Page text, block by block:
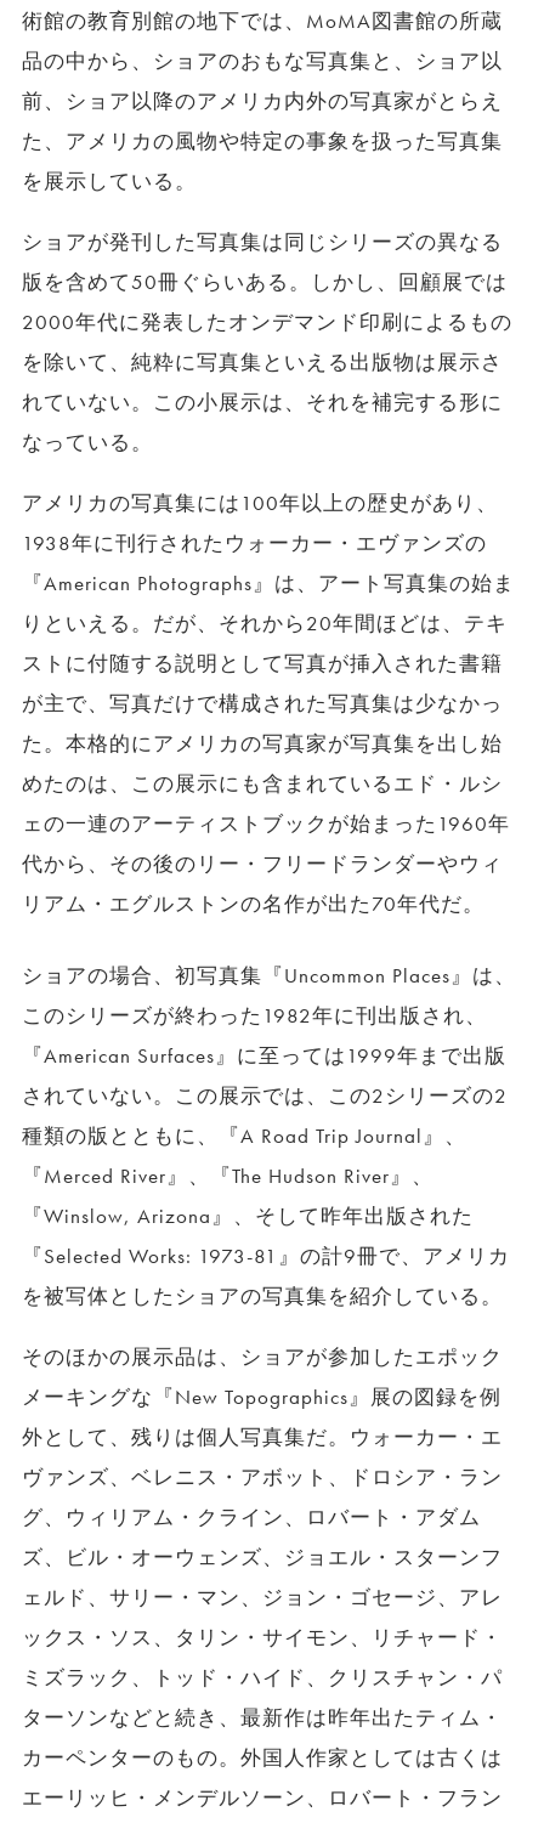
術館の教育別館の地下では、MoMA図書館の所蔵
品の中から、ショアのおもな写真集と、ショア以
前、ショア以降のアメリカ内外の写真家がとらえ
た、アメリカの風物や特定の事象を扱った写真集
を展示している。
ショアが発刊した写真集は同じシリーズの異なる
版を含めて50冊ぐらいある。しかし、回顧展では
2000年代に発表したオンデマンド印刷によるもの
を除いて、純粋に写真集といえる出版物は展示さ
れていない。この小展示は、それを補完する形に
なっている。
アメリカの写真集には100年以上の歴史があり、
1938年に刊行されたウォーカー・エヴァンズの
『American Photographs』は、アート写真集の始ま
りといえる。だが、それから20年間ほどは、テキ
ストに付随する説明として写真が挿入された書籍
が主で、写真だけで構成された写真集は少なかっ
た。本格的にアメリカの写真家が写真集を出し始
めたのは、この展示にも含まれているエド・ルシ
ェの一連のアーティストブックが始まった1960年
代から、その後のリー・フリードランダーやウィ
リアム・エグルストンの名作が出た70年代だ。
ショアの場合、初写真集『Uncommon Places』は、
このシリーズが終わった1982年に刊出版され、
『American Surfaces』に至っては1999年まで出版
されていない。この展示では、この2シリーズの2
種類の版とともに、『A Road Trip Journal』、
『Merced River』、『The Hudson River』、
『Winslow, Arizona』、そして昨年出版された
『Selected Works: 1973-81』の計9冊で、アメリカ
を被写体としたショアの写真集を紹介している。
そのほかの展示品は、ショアが参加したエポック
メーキングな『New Topographics』展の図録を例
外として、残りは個人写真集だ。ウォーカー・エ
ヴァンズ、ベレニス・アボット、ドロシア・ラン
グ、ウィリアム・クライン、ロバート・アダム
ズ、ビル・オーウェンズ、ジョエル・スターンフ
ェルド、サリー・マン、ジョン・ゴセージ、アレ
ックス・ソス、タリン・サイモン、リチャード・
ミズラック、トッド・ハイド、クリスチャン・パ
ターソンなどと続き、最新作は昨年出たティム・
カーペンターのもの。外国人作家としては古くは
エーリッヒ・メンデルソーン、ロバート・フラン